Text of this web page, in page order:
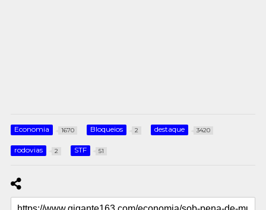
Economia 1670 Bloqueios 2 destaque 3420
rodovias 2 STF 51